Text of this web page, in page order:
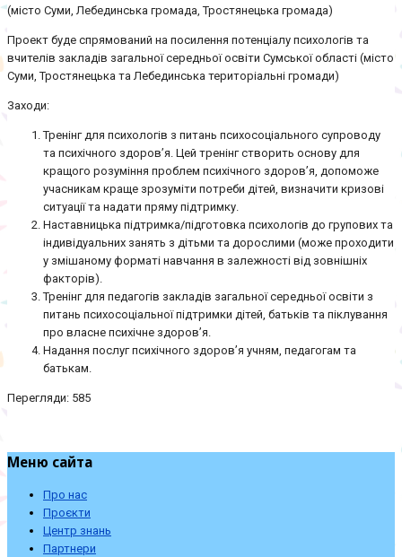
(місто Суми, Лебединська громада, Тростянецька громада)
Проект буде спрямований на посилення потенціалу психологів та
вчителів закладів загальної середньої освіти Сумської області (місто
Суми, Тростянецька та Лебединська територіальні громади)
Заходи:
Тренінг для психологів з питань психосоціального супроводу
та психічного здоров’я. Цей тренінг створить основу для
кращого розуміння проблем психічного здоров’я, допоможе
учасникам краще зрозуміти потреби дітей, визначити кризові
ситуації та надати пряму підтримку.
Наставницька підтримка/підготовка психологів до групових та
індивідуальних занять з дітьми та дорослими (може проходити
у змішаному форматі навчання в залежності від зовнішніх
факторів).
Тренінг для педагогів закладів загальної середньої освіти з
питань психосоціальної підтримки дітей, батьків та піклування
про власне психічне здоров’я.
Надання послуг психічного здоров’я учням, педагогам та
батькам.
Перегляди: 585
Меню сайта
Про нас
Проєкти
Центр знань
Партнери